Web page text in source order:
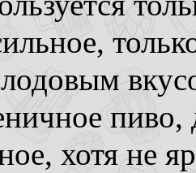
пиво,
хотя не